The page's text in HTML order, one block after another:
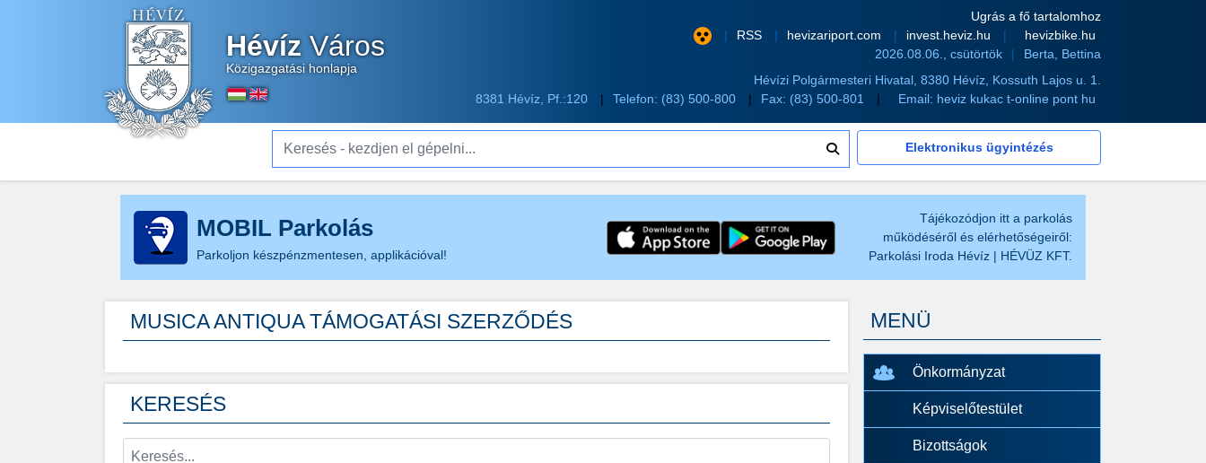
HévízVáros
Közigazgatási honlapja
Ugrás a fő tartalomhoz
RSS
hevizariport.com invest.heviz.hu
hevizbike.hu
2026.08.06., csütörtök
Berta, Bettina
Hévízi Polgármesteri Hivatal, 8380 Hévíz, Kossuth Lajos u. 1.
8381 Hévíz, Pf.:120
Telefon: (83) 500-800 Fax: (83) 500-801 Email: heviz kukac t-online pont hu
Keresés - kezdjen el gépelni...
Elektronikus ügyintézés
MOBIL Parkolás
Parkoljon készpénzmentesen, applikációval!
Tájékozódjon itt a parkolás
működéséről és elérhetőségeiről:
Parkolási Iroda Hévíz | HÉVÜZ KFT.
MUSICA ANTIQUA TÁMOGATÁSI SZERZŐDÉS
KERESÉS
MENÜ
Önkormányzat
Képviselőtestület
Bizottságok